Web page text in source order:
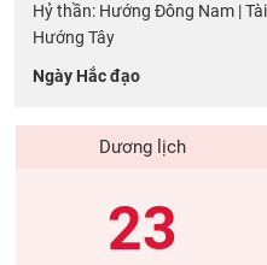
Hỷ thần: Hướng Đông Nam |
Hướng Tây
Ngày Hắc đạo
Dương lịch
23